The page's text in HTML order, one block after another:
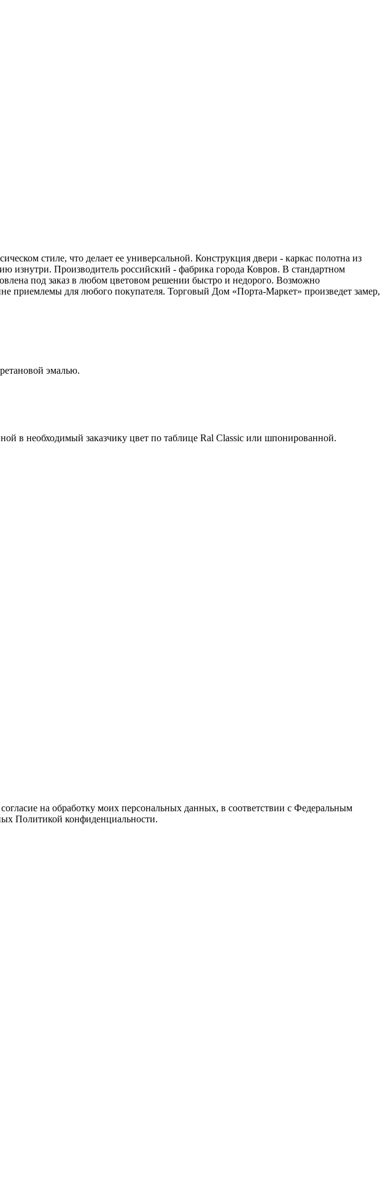
стиле, что делает ее универсальной. Конструкция двери - каркас полотна из
изнутри. Производитель российский - фабрика города Ковров. В стандартном
под заказ в любом цветовом решении быстро и недорого. Возможно
приемлемы для любого покупателя. Торговый Дом «Порта-Маркет» произведет замер,
эмалью.
в необходимый заказчику цвет по таблице Ral Classic или шпонированной.
на обработку моих персональных данных, в соответствии с Федеральным
Политикой конфиденциальности.